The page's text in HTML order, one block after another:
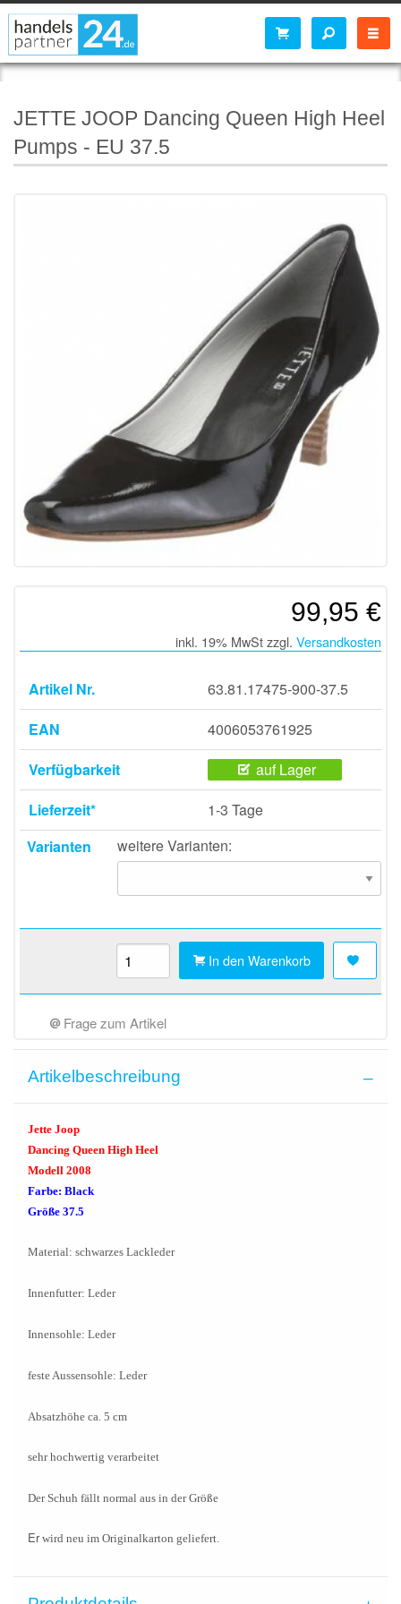
JETTE JOOP Dancing Queen High Heel
Pumps - EU 37.5
99,95 €
inkl. 19% MwSt zzgl. Versandkosten
Artikel Nr.
63.81.17475-900-37.5
EAN
4006053761925
Verfügbarkeit
auf Lager
Lieferzeit*
1-3 Tage
Varianten
weitere Varianten:
In den Warenkorb
Frage zum Artikel
Artikelbeschreibung
Jette Joop
Dancing Queen High Heel
Modell 2008
Farbe: Black
Größe 37.5
Material: schwarzes Lackleder
Innenfutter: Leder
Innensohle: Leder
feste Aussensohle: Leder
Absatzhöhe ca. 5 cm
sehr hochwertig verarbeitet
Der Schuh fällt normal aus in der Größe
Erwird neu im Originalkarton geliefert.